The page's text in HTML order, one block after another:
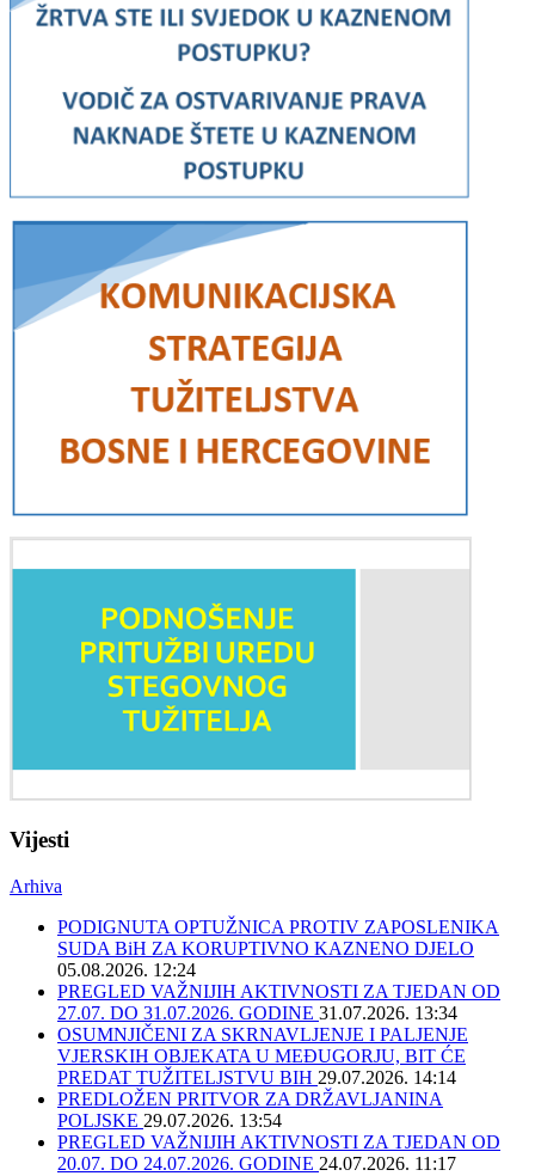
Vijesti
Arhiva
PODIGNUTA OPTUŽNICA PROTIV ZAPOSLENIKA
SUDA BiH ZA KORUPTIVNO KAZNENO DJELO
05.08.2026. 12:24
PREGLED VAŽNIJIH AKTIVNOSTI ZA TJEDAN OD
27.07. DO 31.07.2026. GODINE 31.07.2026. 13:34
OSUMNJIČENI ZA SKRNAVLJENJE I PALJENJE
VJERSKIH OBJEKATA U MEĐUGORJU, BIT ĆE
PREDAT TUŽITELJSTVU BIH 29.07.2026. 14:14
PREDLOŽEN PRITVOR ZA DRŽAVLJANINA
POLJSKE 29.07.2026. 13:54
PREGLED VAŽNIJIH AKTIVNOSTI ZA TJEDAN OD
20.07. DO 24.07.2026. GODINE 24.07.2026. 11:17